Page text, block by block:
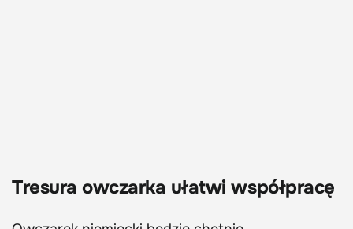
Tresura owczarka ułatwi współpracę